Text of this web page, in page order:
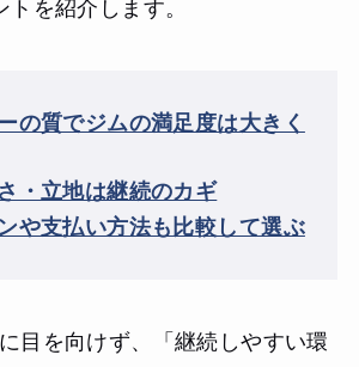
を紹介します。
の質でジムの満足度は大きく
・立地は継続のカギ
や支払い方法も比較して選ぶ
目を向けず、「継続しやすい環